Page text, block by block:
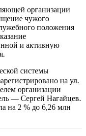
организации
чужого
положения
и активную
системы
на ул.
организации
— Сергей Нагайцев.
на 2 % до 6,26 млн